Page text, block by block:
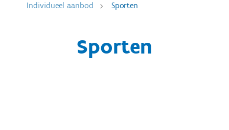
Individueel aanbod
Sporten
Sporten